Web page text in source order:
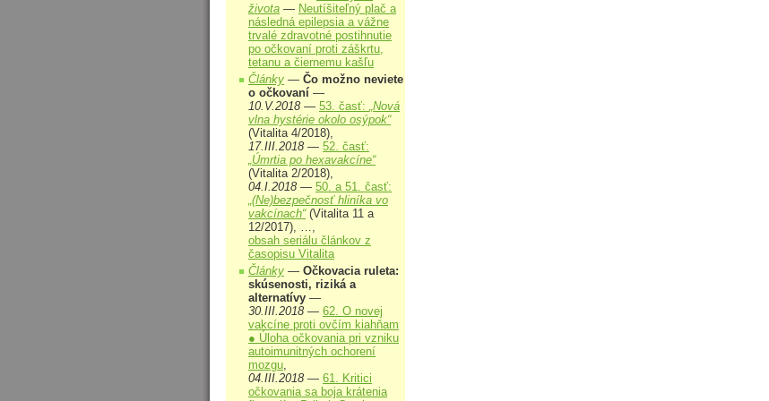
života — Neutíšiteľný plač a
následná epilepsia a vážne
trvalé zdravotné postihnutie
po očkovaní proti záškrtu,
tetanu a čiernemu kašľu
Články — Čo možno neviete
o očkovaní —
10.V.2018 — 53. časť: „Nová
vlna hystérie okolo osýpok“
(Vitalita 4/2018),
17.III.2018 — 52. časť:
„Úmrtia po hexavakcíne“
(Vitalita 2/2018),
04.I.2018 — 50. a 51. časť:
„(Ne)bezpečnosť hliníka vo
vakcínach“(Vitalita 11 a
12/2017), …,
obsah seriálu článkov z
časopisu Vitalita
Články — Očkovacia ruleta:
skúsenosti, riziká a
alternatívy —
30.III.2018 — 62. O novej
vakcíne proti ovčím kiahňam
● Úloha očkovania pri vzniku
autoimunitných ochorení
mozgu,
04.III.2018 — 61. Kritici
očkovania sa boja krátenia